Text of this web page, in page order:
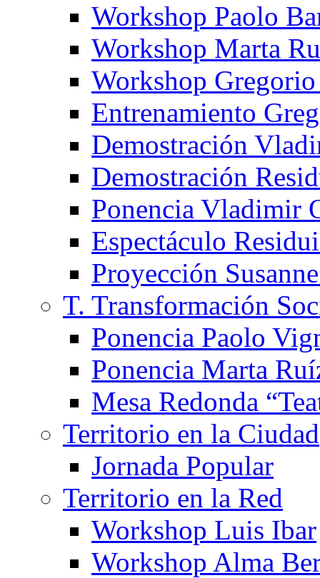
Workshop Paolo
Workshop Marta
Workshop
Entrenamiento
Demostración
Demostración
Ponencia Vladimir
Espectáculo
Proyección
T. Transformación
Ponencia Paolo
Ponencia Marta
Mesa Redonda
Territorio en la Ciudad
Jornada Popular
Territorio en la Red
Workshop Luis Ibar
Workshop Alma